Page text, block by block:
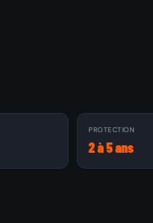
PROTECTION
2 à 5 ans